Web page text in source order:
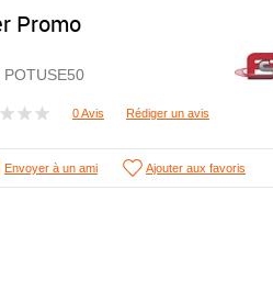
Promo
POTUSE50
0 Avis Rédiger un avis
Envoyer à un ami Ajouter aux favoris